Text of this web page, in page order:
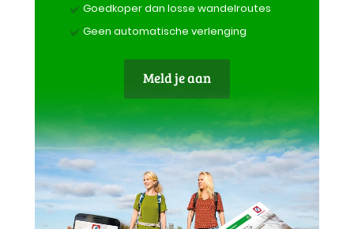
Goedkoper dan losse wandelroutes
Geen automatische verlenging
Meld je aan